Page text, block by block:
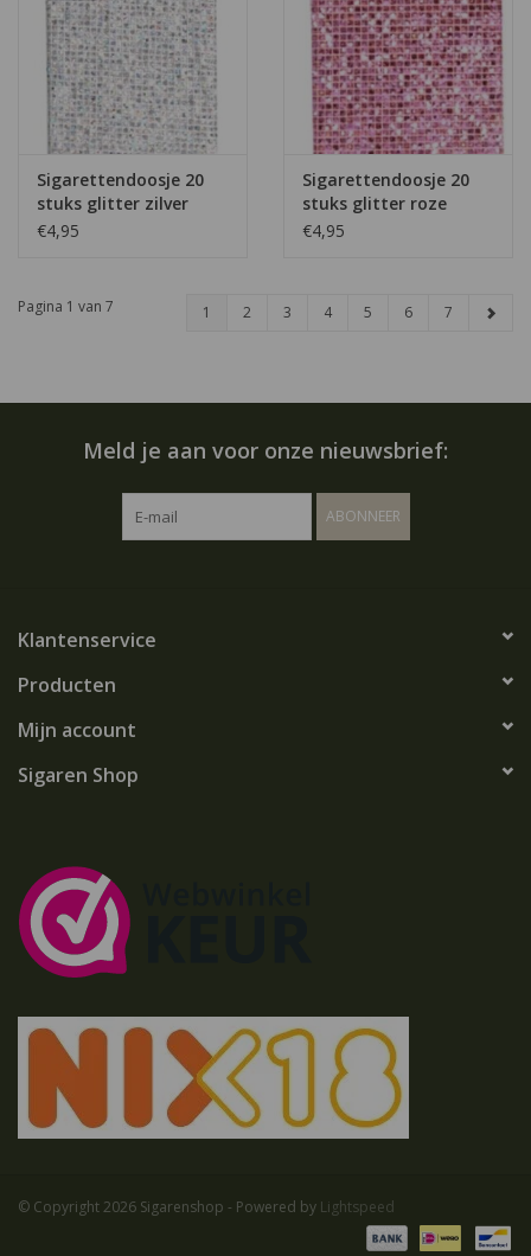
Sigarettendoosje 20
stuks glitter zilver
€4,95
Sigarettendoosje 20
stuks glitter roze
€4,95
Pagina 1 van 7 1 2 3 4 5 6 7
Meld je aan voor onze nieuwsbrief:
ABONNEER
Klantenservice
Producten
Mijn account
Sigaren Shop
© Copyright 2026 Sigarenshop - Powered by Lightspeed